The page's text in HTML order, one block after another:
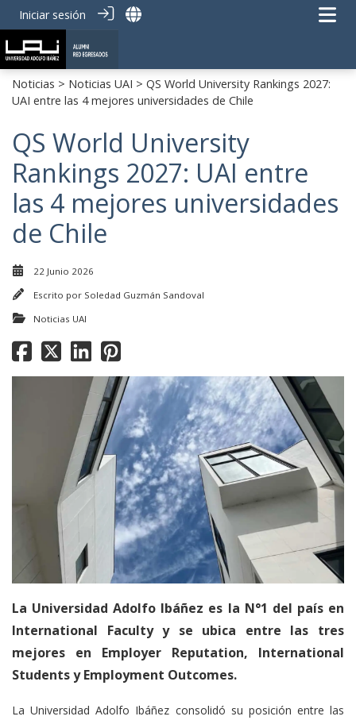
Iniciar sesión
Noticias > Noticias UAI > QS World University Rankings 2027:
UAI entre las 4 mejores universidades de Chile
QS World University
Rankings 2027: UAI entre
las 4 mejores universidades
de Chile
22 Junio 2026
Escrito por Soledad Guzmán Sandoval
Noticias UAI
La Universidad Adolfo Ibáñez es la N°1 del país en
International Faculty y se ubica entre las tres
mejores en Employer Reputation, International
Students y Employment Outcomes.
La Universidad Adolfo Ibáñez consolidó su posición entre las